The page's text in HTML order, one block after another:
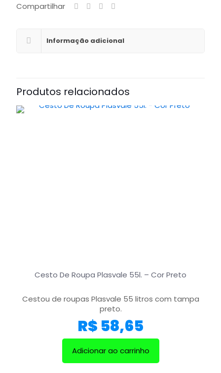
Compartilhar
Informação adicional
Produtos relacionados
Cesto De Roupa Plasvale 55l. – Cor Preto
Cestou de roupas Plasvale 55 litros com tampa
preto.
R$ 58,65
Adicionar ao carrinho